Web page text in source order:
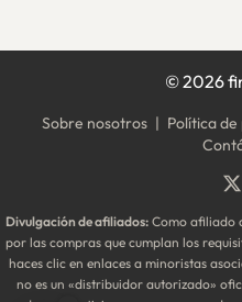
©2026
Sobre nosotros | Política
Divulgación de afiliados:Como afiliado
por las compras que cumplan los
haces clic en enlaces a minoristas
no es un «distribuidor autorizado»